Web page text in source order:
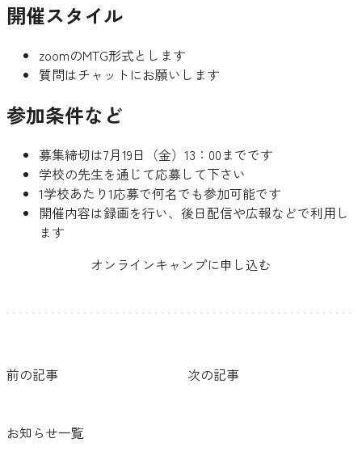
開催スタイル
zoomのMTG形式とします
質問はチャットにお願いします
参加条件など
募集締切は7月19日（金）13：00までです
学校の先生を通じて応募して下さい
1学校あたり1応募で何名でも参加可能です
開催内容は録画を行い、後日配信や広報などで利用し
ます
オンラインキャンプに申し込む
前の記事
お知らせ一覧
次の記事